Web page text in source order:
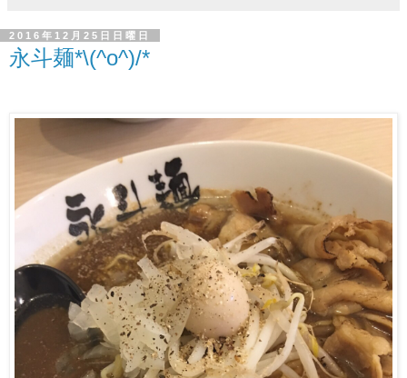
2016年12月25日日曜日
永斗麺*\(^o^)/*